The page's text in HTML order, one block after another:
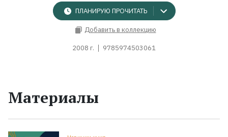
ПЛАНИРУЮ ПРОЧИТАТЬ
Добавить в коллекцию
2008 г. 9785974503061
Материалы